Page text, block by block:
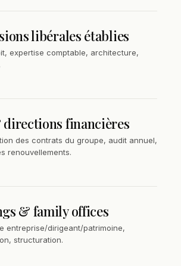
libérales établies
expertise comptable, architecture,
directions financières
des contrats du groupe, audit annuel,
renouvellements.
& family offices
entreprise/dirigeant/patrimoine,
structuration.